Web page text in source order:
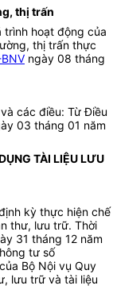
thị trấn
trình hoạt động của
thị trấn thực
ngày 08 tháng
các điều: Từ Điều
03 tháng 01 năm
TÀI LIỆU LƯU
kỳ thực hiện chế
thư, lưu trữ. Thời
31 tháng 12 năm
tư số
Bộ Nội vụ Quy
lưu trữ và tài liệu